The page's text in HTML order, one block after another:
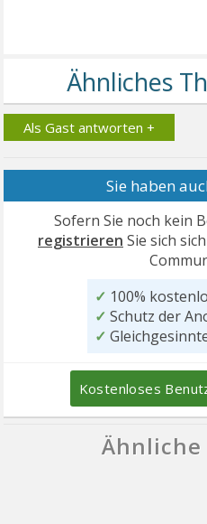
Als Gast antworten +
Sie haben
Sofern Sie noch kein
registrieren Sie sich
✓ 100%
✓ Schutz der
✓
Kostenloses
Ähnliche